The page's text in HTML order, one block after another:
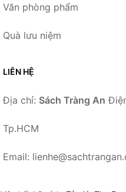
Văn phòng phẩm
Quà lưu niệm
LIÊN HỆ
Địa chỉ: Sách Tràng An
Tp.HCM
Email: